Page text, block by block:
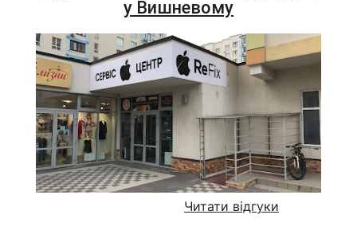
у Вишневому
Читати відгуки